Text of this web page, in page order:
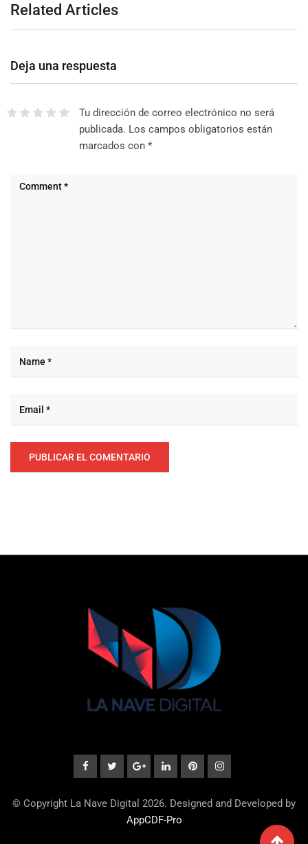
Related Articles
Deja una respuesta
Tu dirección de correo electrónico no será
publicada. Los campos obligatorios están
marcados con *
© Copyright La Nave Digital 2026. Designed and Developed by
AppCDF-Pro